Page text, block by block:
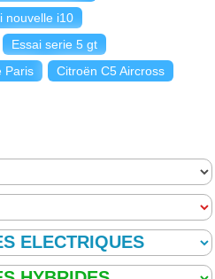
nouvelle i10
Essai serie 5 gt
Paris
Citroën C5 Aircross